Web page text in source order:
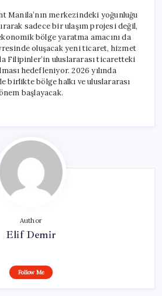
Manila’nın merkezindeki yoğunluğu
sadece bir ulaşım projesi değil,
bölge yaratma amacını da
oluşacak yeni ticaret, hizmet
Filipinler’in uluslararası ticaretteki
hedefleniyor. 2026 yılında
birlikte bölge halkı ve uluslararası
başlayacak.
Author
Elif Demir
Follow Me